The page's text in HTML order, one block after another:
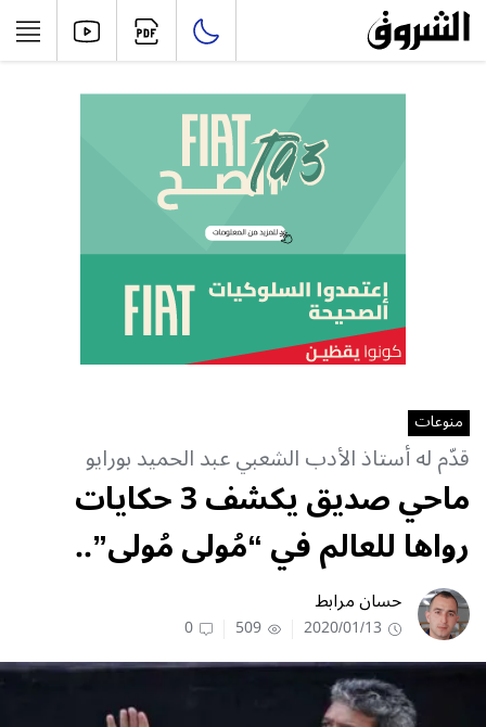
منوعات
قدّم له أستاذ الأدب الشعبي عبد الحميد بورايو
ماحي صديق يكشف 3 حكايات
رواها للعالم في “مُولى مُولى”..
حسان مرابط
2020/01/13
509
0